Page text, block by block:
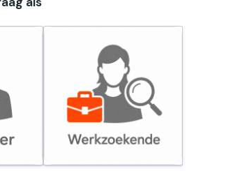
Werkzoekende